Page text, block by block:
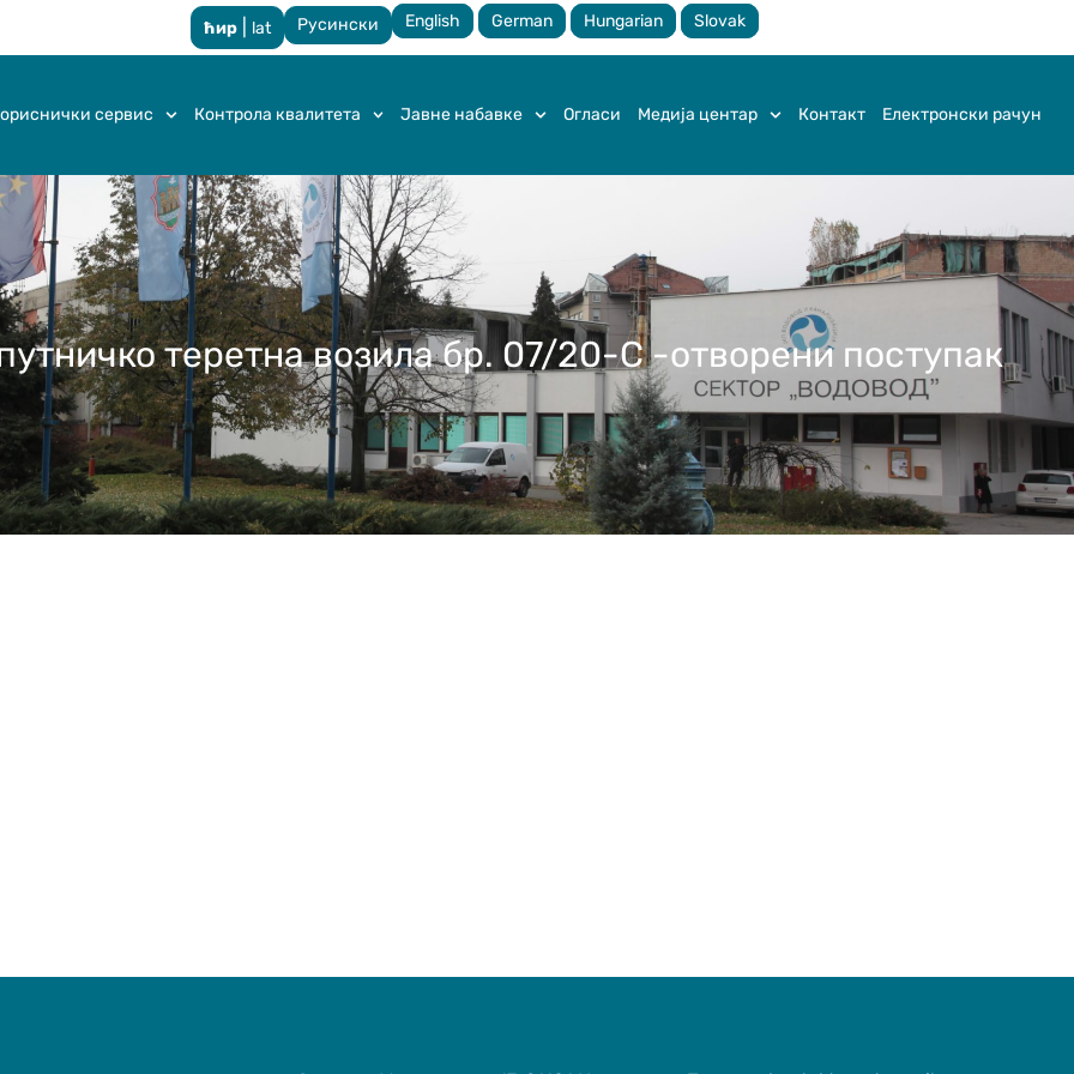
ћир| lat Русински English German Hungarian Slovak
сервис Контрола квалитета Јавне набавке Огласи Медија центар Контакт Електронски рачун
теретна возила бр. 07/20-С -отворени поступак